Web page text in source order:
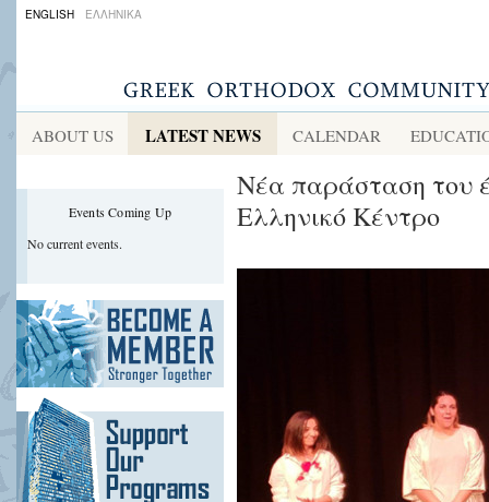
ENGLISH ΕΛΛΗΝΙΚΑ
ABOUT US LATEST NEWS CALENDAR
Events Coming Up
No current events.
Νέα παράσταση του
Ελληνικό Κέντρο